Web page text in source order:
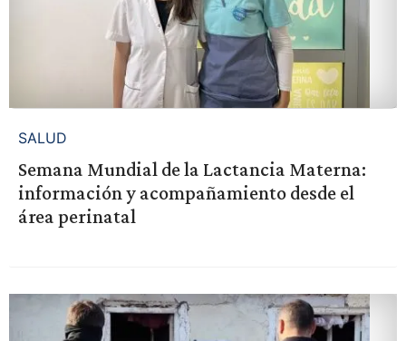
SALUD
Semana Mundial de la Lactancia Materna:
información y acompañamiento desde el
área perinatal